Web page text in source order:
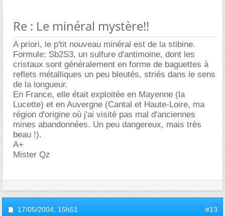
Re : Le minéral mystère!!
A priori, le p'tit nouveau minéral est de la stibine.
Formule: Sb2S3, un sulfure d'antimoine, dont les
cristaux sont généralement en forme de baguettes à
reflets métalliques un peu bleutés, striés dans le sens
de la longueur.
En France, elle était exploitée en Mayenne (la
Lucette) et en Auvergne (Cantal et Haute-Loire, ma
région d'origine où j'ai visité pas mal d'anciennes
mines abandonnées. Un peu dangereux, mais très
beau !).
A+
Mister Qz
17/05/2004, 15h51 #13